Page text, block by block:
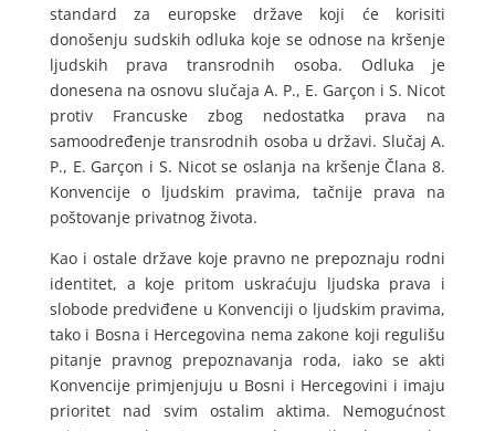
standard za europske države koji će korisiti
donošenju sudskih odluka koje se odnose na kršenje
ljudskih prava transrodnih osoba. Odluka je
donesena na osnovu slučaja A. P., E. Garçon i S. Nicot
protiv Francuske zbog nedostatka prava na
samoodređenje transrodnih osoba u državi. Slučaj A.
P., E. Garçon i S. Nicot se oslanja na kršenje Člana 8.
Konvencije o ljudskim pravima, tačnije prava na
poštovanje privatnog života.
Kao i ostale države koje pravno ne prepoznaju rodni
identitet, a koje pritom uskraćuju ljudska prava i
slobode predviđene u Konvenciji o ljudskim pravima,
tako i Bosna i Hercegovina nema zakone koji regulišu
pitanje pravnog prepoznavanja roda, iako se akti
Konvencije primjenjuju u Bosni i Hercegovini i imaju
prioritet nad svim ostalim aktima. Nemogućnost